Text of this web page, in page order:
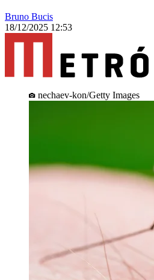
Bruno Bucis
18/12/2025 12:53
nechaev-kon/Getty Images